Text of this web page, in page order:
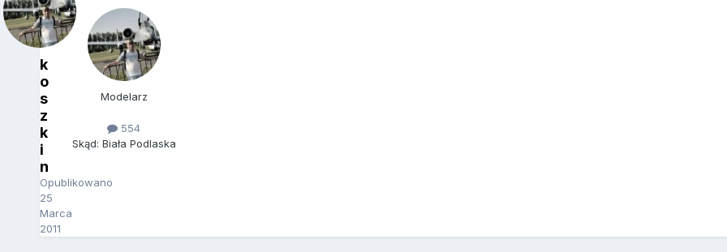
k
o
s
z
k
i
n
Opublikowano
25
Marca
2011
Modelarz
554
Skąd: Biała Podlaska